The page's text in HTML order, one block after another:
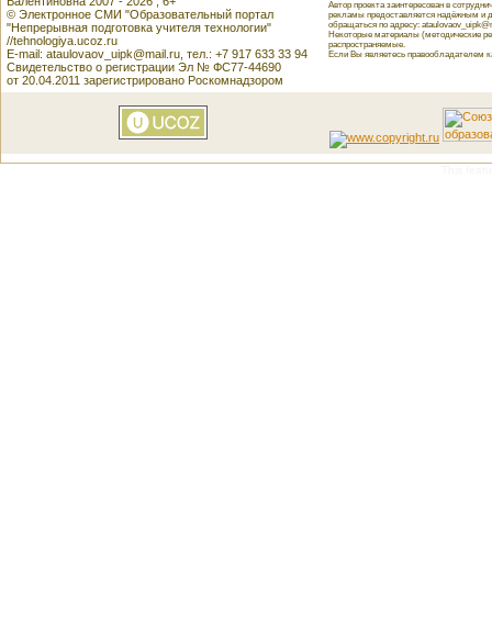
© Электронное СМИ "Образовательный портал
"Непрерывная подготовка учителя технологии"
//tehnologiya.ucoz.ru
E-mail: ataulovaov_uipk@mail.ru, тел.: +7 917 633 33 94
Свидетельство о регистрации Эл № ФС77-44690
от 20.04.2011 зарегистрировано Роскомнадзором
Автор проекта заинтересован в
рекламы предоставляется надёжным и
обращаться по адресу:
Некоторые материалы (методические
распространяемые.
Если Вы являетесь правообладателем